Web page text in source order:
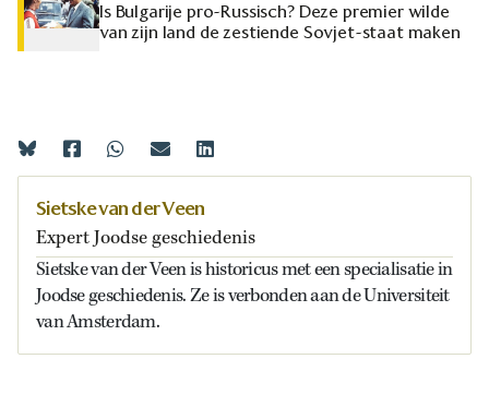
Is Bulgarije pro-Russisch? Deze premier wilde
van zijn land de zestiende Sovjet-staat maken
Sietske van der Veen
Expert Joodse geschiedenis
Sietske van der Veen is historicus met een specialisatie in
Joodse geschiedenis. Ze is verbonden aan de Universiteit
van Amsterdam.